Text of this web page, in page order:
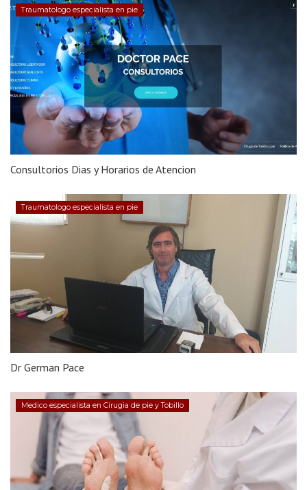
Traumatologo especialista en pie
Consultorios Dias y Horarios de Atencion
Traumatologo especialista en pie
Dr German Pace
Medico especialista en Cirugia de pie y Tobillo